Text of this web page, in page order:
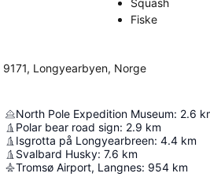
Squash
Fiske
Longyearbyen, Norge
North Pole Expedition Museum: 2.6
Polar bear road sign: 2.9 km
Isgrotta på Longyearbreen: 4.4 km
Svalbard Husky: 7.6 km
Tromsø Airport, Langnes: 954 km